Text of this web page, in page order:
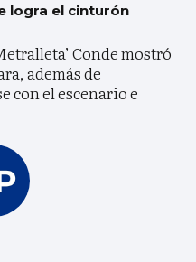
logra el cinturón
Conde mostró
además de
con el escenario e